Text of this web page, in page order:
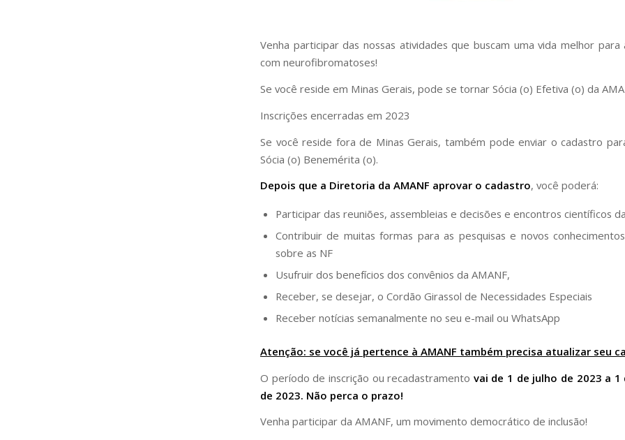
Venha participar das nossas atividades que buscam uma vida melhor para
com neurofibromatoses!
Se você reside em Minas Gerais, pode se tornar Sócia (o) Efetiva (o) da
Inscrições encerradas em 2023
Se você reside fora de Minas Gerais, também pode enviar o cadastro
Sócia (o) Benemérita (o).
Depois que a Diretoria da AMANF aprovar o cadastro, você poderá:
Participar das reuniões, assembleias e decisões e encontros científicos
Contribuir de muitas formas para as pesquisas e novos
sobre as NF
Usufruir dos benefícios dos convênios da AMANF,
Receber, se desejar, o Cordão Girassol de Necessidades Especiais
Receber notícias semanalmente no seu e-mail ou WhatsApp
Atenção: se você já pertence à AMANF também precisa atualizar seu
O período de inscrição ou recadastramento vai de 1 de julho de 2023 a
de 2023. Não perca o prazo!
Venha participar da AMANF, um movimento democrático de inclusão!